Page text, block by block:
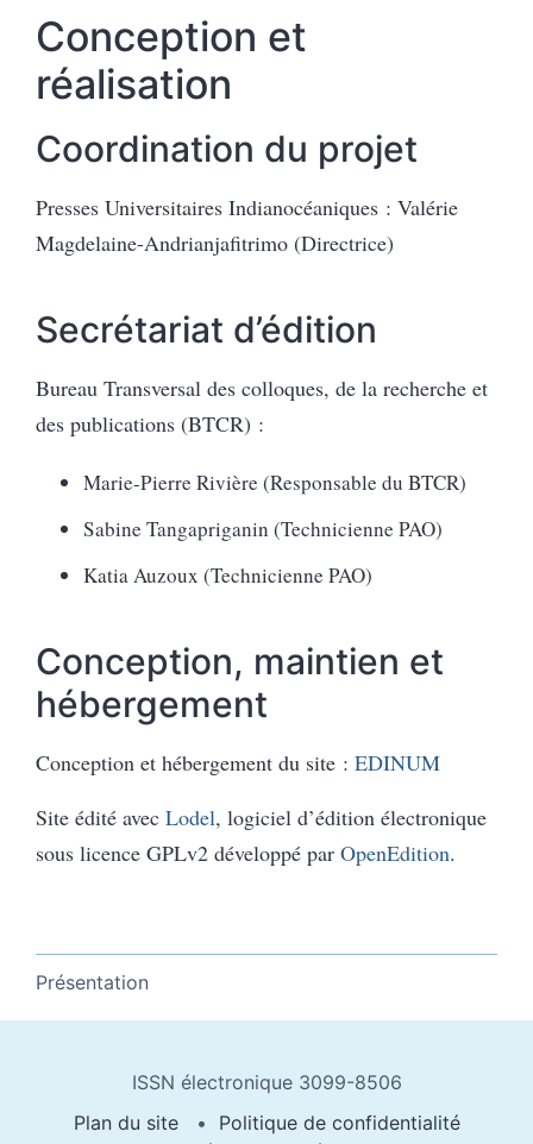
Conception et
réalisation
Coordination du projet
Presses Universitaires Indianocéaniques : Valérie
Magdelaine-Andrianjafitrimo (Directrice)
Secrétariat d’édition
Bureau Transversal des colloques, de la recherche et
des publications (BTCR) :
Marie-Pierre Rivière (Responsable du BTCR)
Sabine Tangapriganin (Technicienne PAO)
Katia Auzoux (Technicienne PAO)
Conception, maintien et
hébergement
Conception et hébergement du site : EDINUM
Site édité avec Lodel, logiciel d’édition électronique
sous licence GPLv2 développé par OpenEdition.
Présentation
ISSN électronique 3099-8506
Plan du site
Politique de confidentialité